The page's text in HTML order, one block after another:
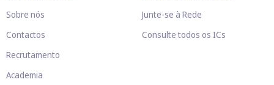
Sobre nós
Contactos
Recrutamento
Academia
Junte-se à Rede
Consulte todos os ICs